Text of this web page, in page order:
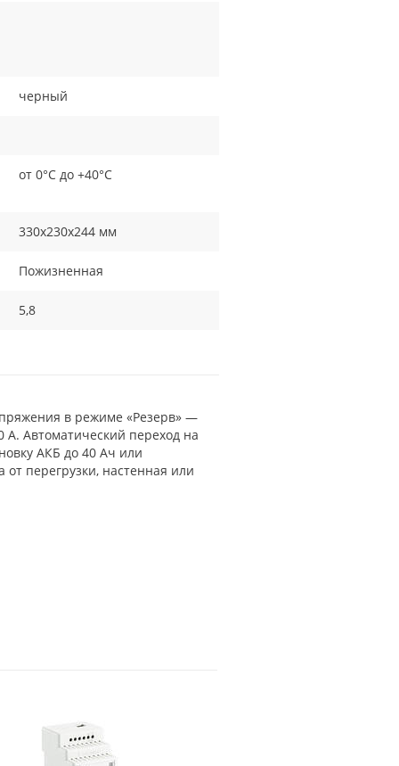
черный
от 0°С до +40°С
330х230х244 мм
Пожизненная
5,8
в режиме «Резерв» —
Автоматический переход на
АКБ до 40 Ач или
перегрузки, настенная или